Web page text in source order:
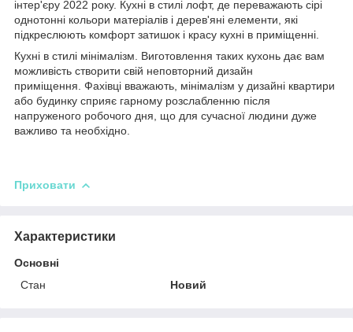
інтер'єру 2022 року. Кухні в стилі лофт, де переважають сірі
однотонні кольори матеріалів і дерев'яні елементи, які
підкреслюють комфорт затишок і красу кухні в приміщенні.
Кухні в стилі мінімалізм. Виготовлення таких кухонь дає вам
можливість створити свій неповторний дизайн
приміщення. Фахівці вважають, мінімалізм у дизайні квартири
або будинку сприяє гарному розслабленню після
напруженого робочого дня, що для сучасної людини дуже
важливо та необхідно.
Приховати
Характеристики
Основні
Стан
Новий